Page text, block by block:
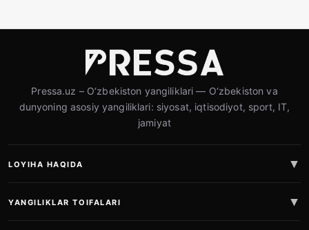
Pressa.uz – O‘zbekiston yangiliklari — O‘zbekiston va
dunyoning asosiy yangiliklari: siyosat, iqtisodiyot, sport, IT,
jamiyat
LOYIHA HAQIDA
YANGILIKLAR TOIFALARI